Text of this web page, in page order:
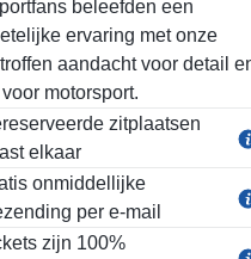
beleefden een
ervaring met onze
aandacht voor detail
motorsport.
zitplaatsen
elkaar
onmiddellijke
per e-mail
zijn 100%